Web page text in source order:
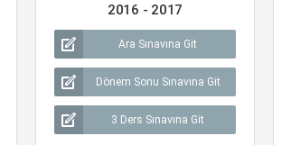
2016 - 2017
Ara Sınavına Git
Dönem Sonu Sınavına Git
3 Ders Sınavına Git